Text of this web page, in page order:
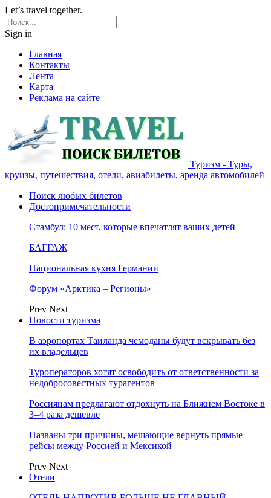
Let’s travel together.
Sign in
Главная
Контакты
Лента
Карта
Реклама на сайте
Туризм - Туры,
круизы, путешествия, отели, авиабилеты, аренда автомобилей
Поиск любых билетов
Достопримечательности
Стамбул: 10 мест, которые впечатлят ваших детей
БАГГАЖ
Национальная кухня Германии
Форум «Арктика – Регионы»
Prev Next
Новости туризма
В аэропортах Таиланда чемоданы будут вскрывать без
их владельцев
Туроператоров хотят освободить от ответственности за
недобросовестных турагентов
Россиянам предлагают отдохнуть на Ближнем Востоке в
3–4 раза дешевле
Названы три причины, мешающие вернуть прямые
рейсы между Россией и Мексикой
Prev Next
Отели